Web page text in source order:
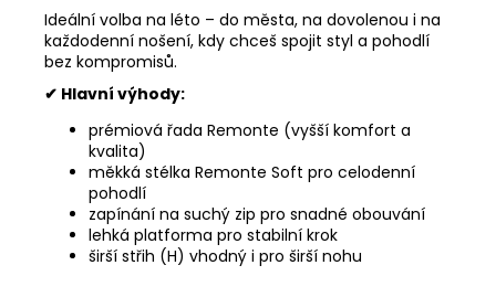
Ideální volba na léto – do města, na dovolenou i na
každodenní nošení, kdy chceš spojit styl a pohodlí
bez kompromisů.
✔ Hlavní výhody:
prémiová řada Remonte (vyšší komfort a
kvalita)
měkká stélka Remonte Soft pro celodenní
pohodlí
zapínání na suchý zip pro snadné obouvání
lehká platforma pro stabilní krok
širší střih (H) vhodný i pro širší nohu